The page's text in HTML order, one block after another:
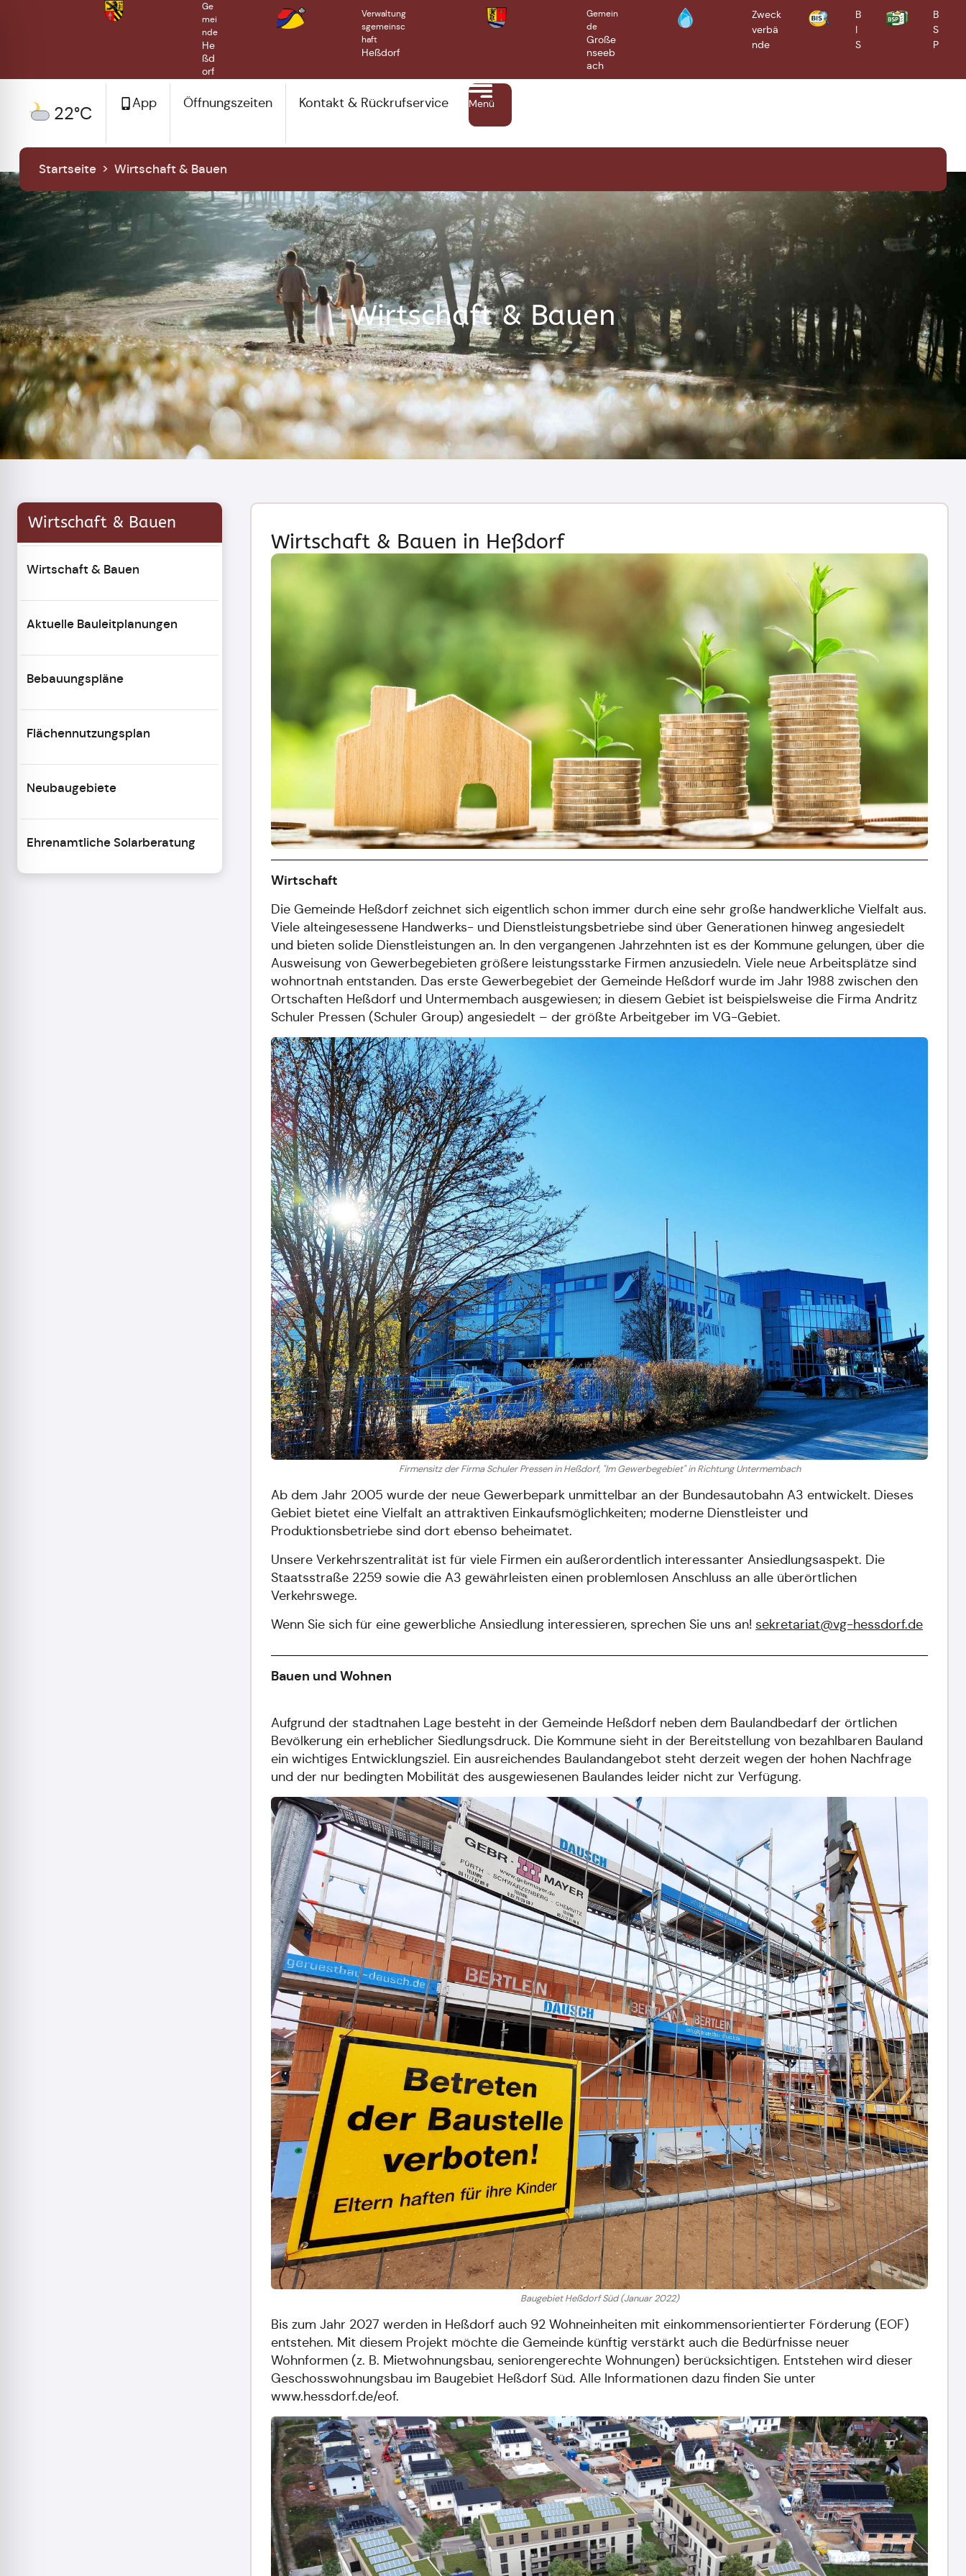
Ge
mei
nde
He
ßd
orf
Verwaltung
sgemeinsc
haft
Heßdorf
Gemein
de
Große
nseeb
ach
Zweck
verbä
nde
B
I
S
Bürgerinformationssyste
B
S
P
Bürgerserviceportal
22°C App Öffnungszeiten Kontakt & Rückrufservice Menü
Startseite > Wirtschaft & Bauen
Wirtschaft & Bauen
Wirtschaft & Bauen
Wirtschaft & Bauen
Aktuelle Bauleitplanungen
Bebauungspläne
Flächennutzungsplan
Neubaugebiete
Ehrenamtliche Solarberatung
Wirtschaft & Bauen in Heßdorf
Wirtschaft
Die Gemeinde Heßdorf zeichnet sich eigentlich schon immer durch eine sehr große handwerkliche Vielfalt aus.
Viele alteingesessene Handwerks- und Dienstleistungsbetriebe sind über Generationen hinweg angesiedelt
und bieten solide Dienstleistungen an. In den vergangenen Jahrzehnten ist es der Kommune gelungen, über die
Ausweisung von Gewerbegebieten größere leistungsstarke Firmen anzusiedeln. Viele neue Arbeitsplätze sind
wohnortnah entstanden. Das erste Gewerbegebiet der Gemeinde Heßdorf wurde im Jahr 1988 zwischen den
Ortschaften Heßdorf und Untermembach ausgewiesen; in diesem Gebiet ist beispielsweise die Firma Andritz
Schuler Pressen (Schuler Group) angesiedelt – der größte Arbeitgeber im VG-Gebiet.
Firmensitz der Firma Schuler Pressen in Heßdorf, "Im Gewerbegebiet" in Richtung Untermembach
Ab dem Jahr 2005 wurde der neue Gewerbepark unmittelbar an der Bundesautobahn A3 entwickelt. Dieses
Gebiet bietet eine Vielfalt an attraktiven Einkaufsmöglichkeiten; moderne Dienstleister und
Produktionsbetriebe sind dort ebenso beheimatet.
Unsere Verkehrszentralität ist für viele Firmen ein außerordentlich interessanter Ansiedlungsaspekt. Die
Staatsstraße 2259 sowie die A3 gewährleisten einen problemlosen Anschluss an alle überörtlichen
Verkehrswege.
Wenn Sie sich für eine gewerbliche Ansiedlung interessieren, sprechen Sie uns an! sekretariat@vg-hessdorf.de
Bauen und Wohnen
Aufgrund der stadtnahen Lage besteht in der Gemeinde Heßdorf neben dem Baulandbedarf der örtlichen
Bevölkerung ein erheblicher Siedlungsdruck. Die Kommune sieht in der Bereitstellung von bezahlbaren Bauland
ein wichtiges Entwicklungsziel. Ein ausreichendes Baulandangebot steht derzeit wegen der hohen Nachfrage
und der nur bedingten Mobilität des ausgewiesenen Baulandes leider nicht zur Verfügung.
Baugebiet Heßdorf Süd (Januar 2022)
Bis zum Jahr 2027 werden in Heßdorf auch 92 Wohneinheiten mit einkommensorientierter Förderung (EOF)
entstehen. Mit diesem Projekt möchte die Gemeinde künftig verstärkt auch die Bedürfnisse neuer
Wohnformen (z. B. Mietwohnungsbau, seniorengerechte Wohnungen) berücksichtigen. Entstehen wird dieser
Geschosswohnungsbau im Baugebiet Heßdorf Süd. Alle Informationen dazu finden Sie unter
www.hessdorf.de/eof.